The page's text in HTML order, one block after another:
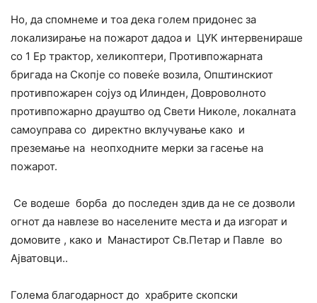
Но, да спомнеме и тоа дека голем придонес за
локализирање на пожарот дадоа и ЦУК интервенираше
со 1 Ер трактор, хеликоптери, Противпожарната
бригада на Скопје со повеќе возила, Општинскиот
противпожарен сојуз од Илинден, Довроволното
противпожарно драуштво од Свети Николе, локалната
самоуправа со директно вклучување како и
преземање на неопходните мерки за гасење на
пожарот.
Се водеше борба до последен здив да не се дозволи
огнот да навлезе во населените места и да изгорат и
домовите , како и Манастирот Св.Петар и Павле во
Ајватовци..
Голема благодарност до храбрите скопски